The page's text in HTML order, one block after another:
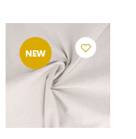
NEW